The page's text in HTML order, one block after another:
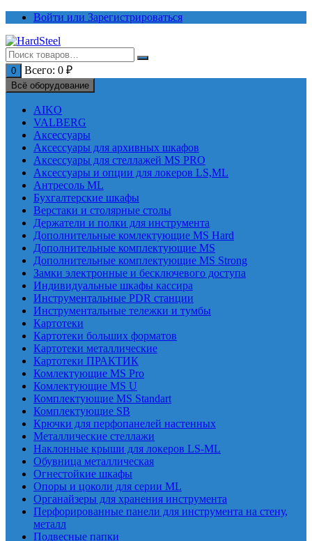
Перейти
содержимому
Войти или Зарегистрироваться
0 Всего: 0 ₽
Всё оборудование
AIKO
VALBERG
Аксессуары
Аксессуары для архивных шкафов
Аксессуары для стеллажей MS PRO
Аксессуары и опции для локеров LS,ML
Антресоль ML
Бухгалтерские шкафы
Верстаки и столярные столы
Держатели и полки для инструмента
Дополнительные комлектующие MS Hard
Дополнительные комплектующие MS
Дополнительные комплектующие MS Strong
Замки электронные и бесключевого доступа
Индивидуальные шкафы кассира
Инструментальные PDR станции
Инструментальные тележки и тумбы
Картотеки
Картотеки больших форматов
Картотеки металлические
Картотеки ПРАКТИК
Комлектующие MS Pro
Комлектующие MS U
Комплектующие MS Standart
Комплектующие SB
Крючки для перфопанелей настенных
Металлические стеллажи
Наклонные крыши для локеров LS-ML
Обувница металлическая
Огнестойкие шкафы
Опоры и цоколи для серии ML
Органайзеры для хранения инструмента
Перфорированные панели для инструмента на стену,
металл
Подвесные папки